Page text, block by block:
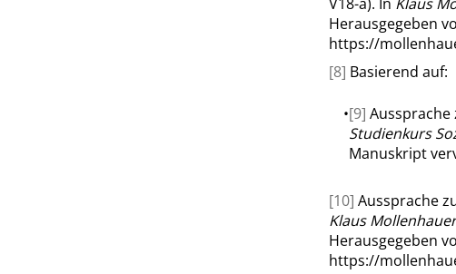
Herausgegeben
https://
[8] Basierend auf:
•[9] Aussprache
Studienkurs
Manuskript
[10] Aussprache
Klaus
Herausgegeben
https://